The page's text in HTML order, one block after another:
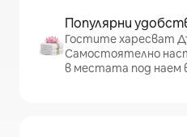
Популярни
Гостите харесват
Самостоятелно
в местата под наем